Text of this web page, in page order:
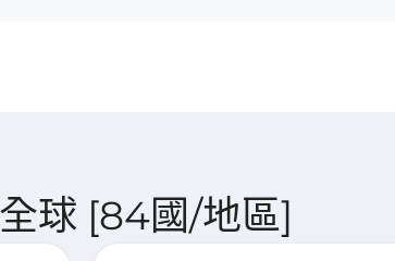
球 [84國/地區]